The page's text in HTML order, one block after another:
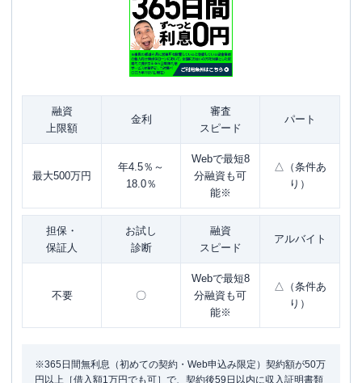
融資
上限額
金利
審査
スピード
パート
最大500万円
年4.5％～
18.0％
Webで最短8
分融資も可
能※
△（条件あ
り）
担保・
保証人
お試し
診断
融資
スピード
アルバイト
不要 〇
Webで最短8
分融資も可
能※
△（条件あ
り）
※365日間無利息（初めての契約・Web申込み限定）契約額が50万
円以上［借入額1万円でも可］で、契約後59日以内に収入証明書類